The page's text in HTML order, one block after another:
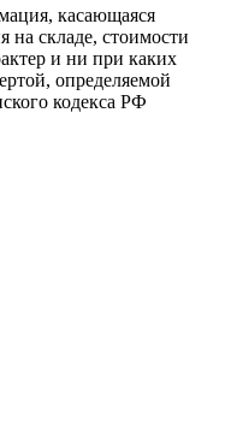
касающаяся
на складе, стоимости
и ни при каких
определяемой
кодекса РФ